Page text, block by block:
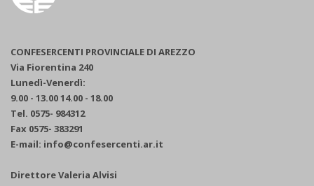
CONFESERCENTI PROVINCIALE DI AREZZO
Via Fiorentina 240
Lunedì-Venerdì:
9.00 - 13.00 14.00 - 18.00
Tel. 0575- 984312
Fax 0575- 383291
E-mail: info@confesercenti.ar.it
Direttore Valeria Alvisi